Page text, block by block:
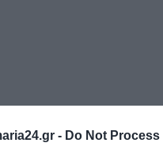
- Do Not